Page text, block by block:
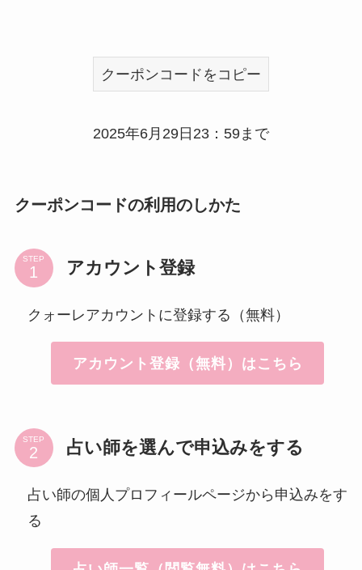
クーポンコードをコピー
2025年6月29日23：59まで
クーポンコードの利用のしかた
STEP アカウント登録
クォーレアカウントに登録する（無料）
アカウント登録（無料）はこちら
STEP 占い師を選んで申込みをする
占い師の個人プロフィールページから申込みをす
る